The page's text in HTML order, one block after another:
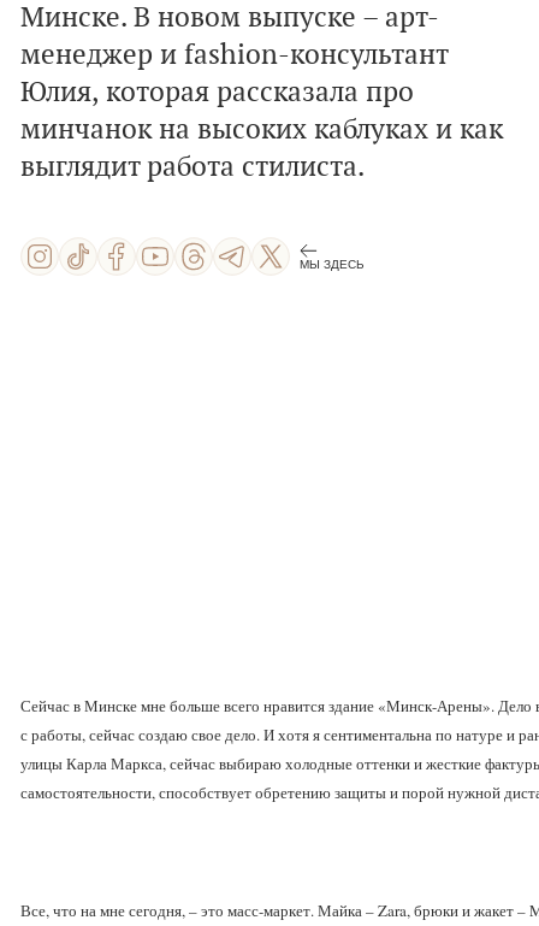
Минске. В новом выпуске – арт-
менеджер и fashion-консультант
Юлия, которая рассказала про
минчанок на высоких каблуках и как
выглядит работа стилиста.
МЫ ЗДЕСЬ
Сейчас в Минске мне больше всего нравится здание «Минск-Арены».
с работы, сейчас создаю свое дело. И хотя я сентиментальна по натуре и
улицы Карла Маркса, сейчас выбираю холодные оттенки и жесткие
самостоятельности, способствует обретению защиты и порой нужной
Все, что на мне сегодня, – это масс-маркет. Майка – Zara, брюки и жакет